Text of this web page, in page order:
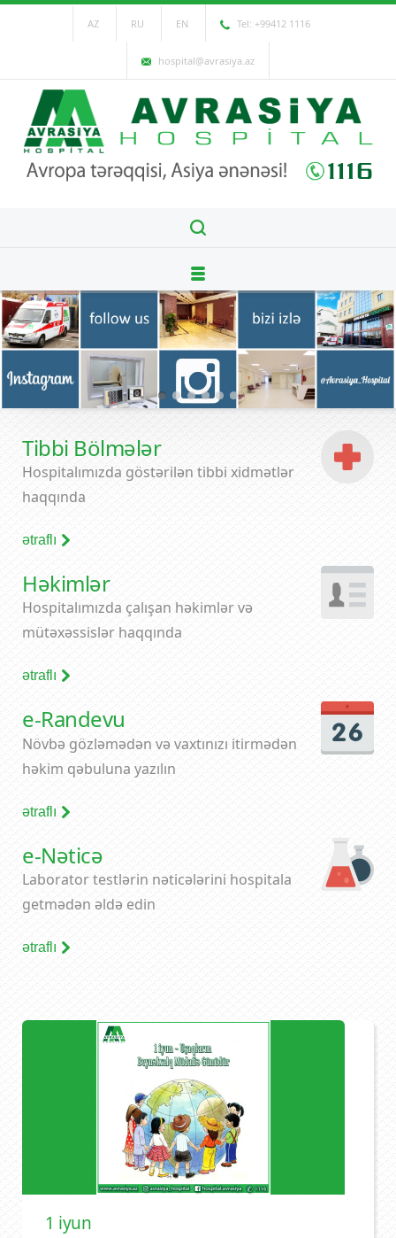
AZ RU EN Tel: +99412 1116
hospital@avrasiya.az
Tibbi Bölmələr
Hospitalımızda göstərilən tibbi xidmətlər
haqqında
ətraflı
Həkimlər
Hospitalımızda çalışan həkimlər və
mütəxəssislər haqqında
ətraflı
e-Randevu
Növbə gözləmədən və vaxtınızı itirmədən
həkim qəbuluna yazılın
ətraflı
e-Nəticə
Laborator testlərin nəticələrini hospitala
getmədən əldə edin
ətraflı
1 iyun